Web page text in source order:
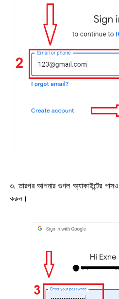
৩. তারপর আপনার গুগল অ্যাকাউন্টের
করুন।